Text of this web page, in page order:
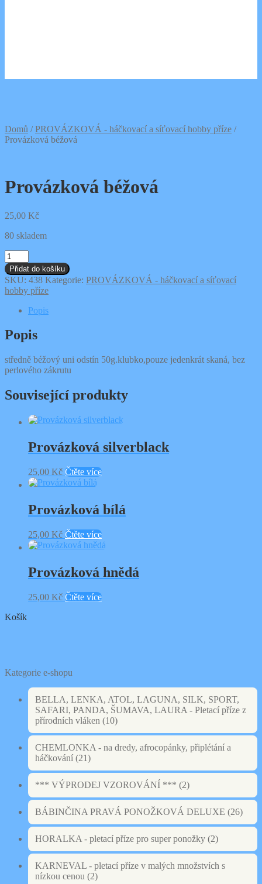
Domů /PROVÁZKOVÁ - háčkovací a síťovací hobby příze /
Provázková béžová
Provázková béžová
25,00 Kč
80 skladem
Provázková
béžová
množství
Přidat do košíku
SKU: 438 Kategorie: PROVÁZKOVÁ - háčkovací a síťovací
hobby příze
Popis
Popis
středně béžový uni odstín 50g.klubko,pouze jedenkrát skaná, bez
perlového zákrutu
Související produkty
Provázková silverblack
25,00 Kč Čtěte více
Provázková bílá
25,00 Kč Čtěte více
Provázková hnědá
25,00 Kč Čtěte více
Košík
Kategorie e-shopu
BELLA, LENKA, ATOL, LAGUNA, SILK, SPORT,
SAFARI, PANDA, ŠUMAVA, LAURA - Pletací příze z
přírodních vláken (10)
CHEMLONKA - na dredy, afrocopánky, připlétání a
háčkování (21)
*** VÝPRODEJ VZOROVÁNÍ *** (2)
BÁBINČINA PRAVÁ PONOŽKOVÁ DELUXE (26)
HORALKA - pletací příze pro super ponožky (2)
KARNEVAL - pletací příze v malých množstvích s
nízkou cenou (2)